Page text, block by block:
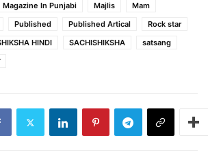
Magazine In Punjabi Majlis
Mam
Published Published Artical
Rock star
HINDI SACHISHIKSHA
satsang